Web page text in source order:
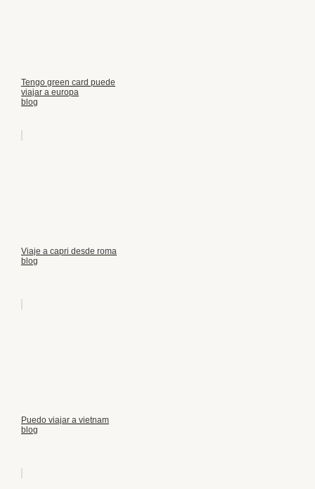
Tengo green card puede
viajar a europa
blog
Viaje a capri desde roma
blog
Puedo viajar a vietnam
blog